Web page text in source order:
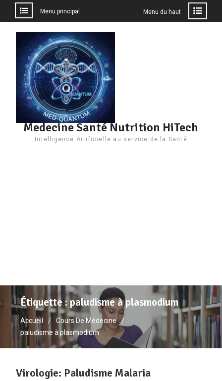
contenu
Menu principal Menu du haut
Medecine Santé Nutrition HiTech
Intelligence Artificielle au service de la Santé
Étiquette : paludisme à plasmodium
Accueil
Cours De Médecine
paludisme à plasmodium
Virologie: Paludisme Malaria